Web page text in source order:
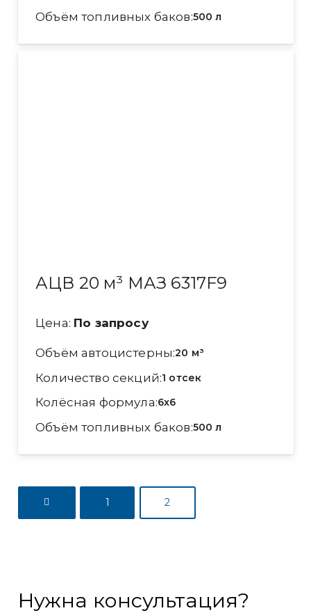
Объём топливных баков 500 л
АЦВ 20 м³ МАЗ 6317F9
Цена: По запросу
Объём автоцистерны 20 м³
Количество секций 1 отсек
Колёсная формула 6x6
Объём топливных баков 500 л
1 2
Нужна консультация?